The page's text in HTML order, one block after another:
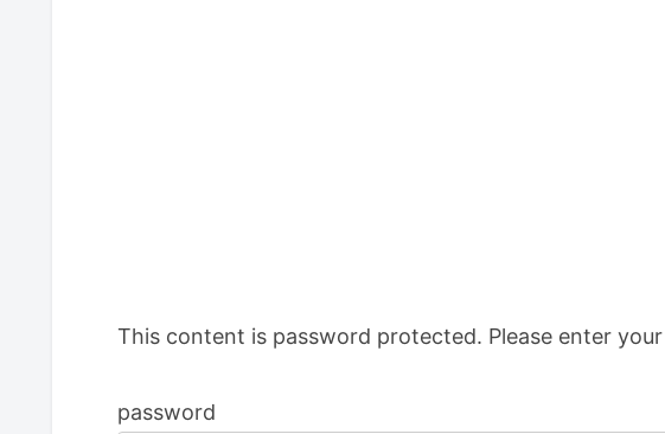
This content is password protected. Please enter
password